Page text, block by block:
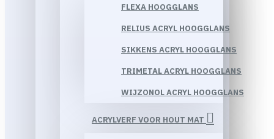
FLEXA HOOGGLANS
RELIUS ACRYL HOOGGLANS
SIKKENS ACRYL HOOGGLANS
TRIMETAL ACRYL HOOGGLANS
WIJZONOL ACRYL HOOGGLANS
ACRYLVERF VOOR HOUT MAT